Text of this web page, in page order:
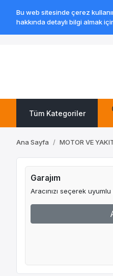
Tüm Kategoriler
Ana Sayfa MOTOR VE
Garajım
Aracınızı seçerek
Bu web sitesinde çerez
hakkında detaylı bilgi almak